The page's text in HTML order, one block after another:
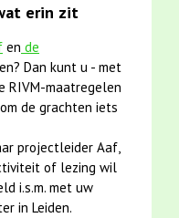
erin zit
en de
Dan kunt u - met
RIVM-maatregelen
de grachten iets
projectleider Aaf,
of lezing wil
i.s.m. met uw
in Leiden.